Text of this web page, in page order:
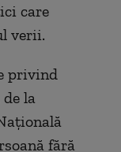
care
verii.
privind
la
fără